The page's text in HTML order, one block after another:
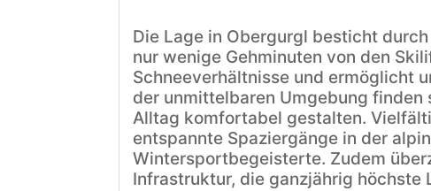
Die Lage in Obergurgl besticht
nur wenige Gehminuten von den
Schneeverhältnisse und ermöglicht
der unmittelbaren Umgebung
Alltag komfortabel gestalten.
entspannte Spaziergänge in der
Wintersportbegeisterte. Zudem
Infrastruktur, die ganzjährig